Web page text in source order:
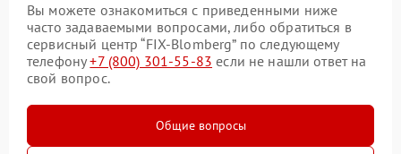
Вы можете ознакомиться с приведенными ниже
часто задаваемыми вопросами, либо обратиться в
сервисный центр “FIX-Blomberg” по следующему
телефону+7 (800) 301-55-83 если не нашли ответ на
свой вопрос.
Общие вопросы